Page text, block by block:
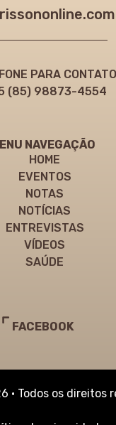
PARA
(85) 98873-4554
NAVEGAÇÃO
HOME
EVENTOS
NOTAS
NOTÍCIAS
ENTREVISTAS
VÍDEOS
SAÚDE
FACEBOOK
• Todos os direitos